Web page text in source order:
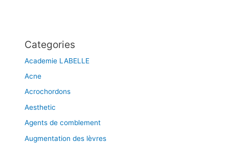
Categories
Academie LABELLE
Acne
Acrochordons
Aesthetic
Agents de comblement
Augmentation des lèvres